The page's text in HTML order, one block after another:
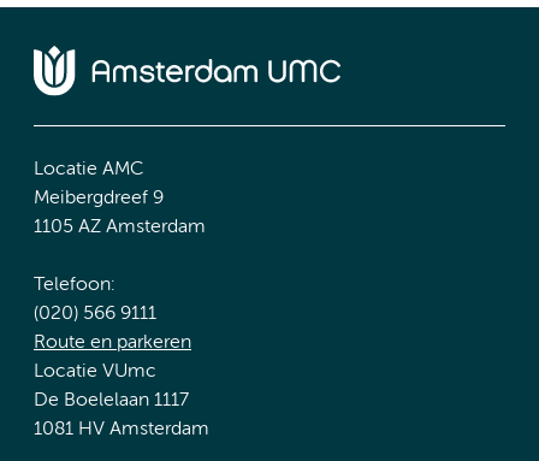
Locatie AMC
Meibergdreef 9
1105 AZ Amsterdam
Telefoon:
(020) 566 9111
Route en parkeren
Locatie VUmc
De Boelelaan 1117
1081 HV Amsterdam